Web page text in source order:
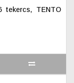
tekercs, TENTO